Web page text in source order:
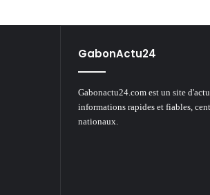
GabonActu24
Gabonactu24.com est un site
informations rapides et fiables,
nationaux.